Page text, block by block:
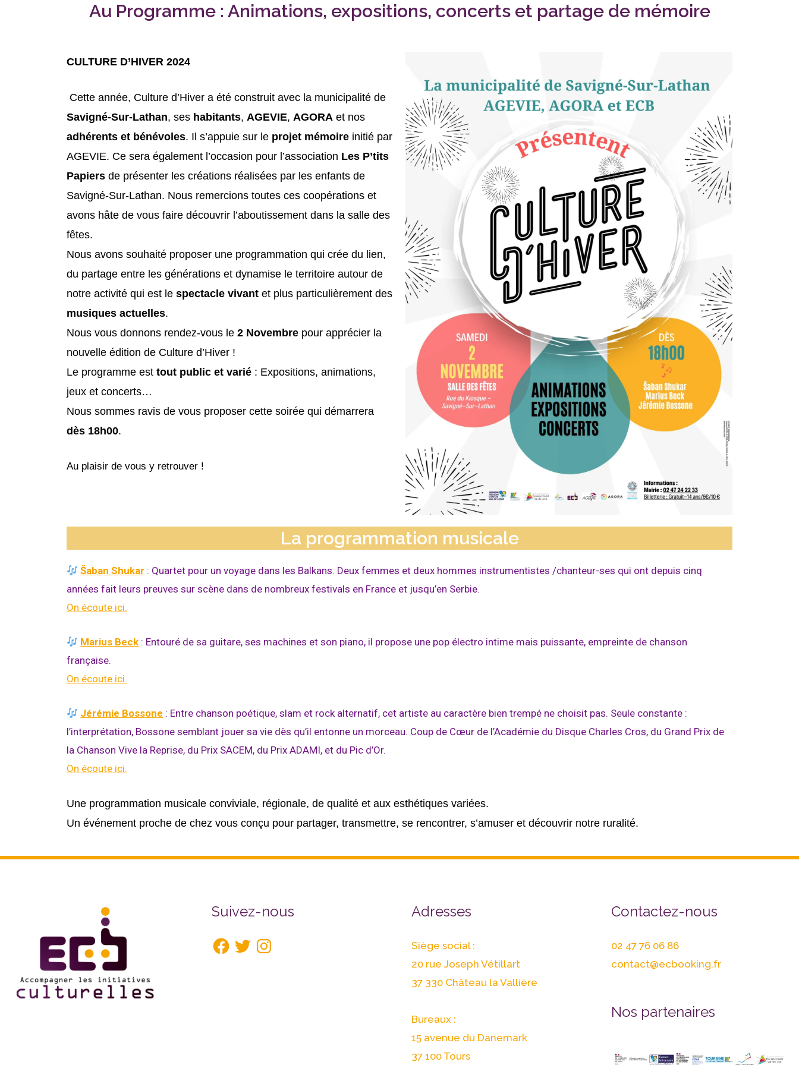
Au Programme : Animations, expositions, concerts et partage de mémoire
CULTURE D’HIVER 2024
Cette année, Culture d’Hiver a été construit avec la municipalité de
Savigné-Sur-Lathan, ses habitants, AGEVIE, AGORA et nos
adhérents et bénévoles. Il s’appuie sur le projet mémoire initié par
AGEVIE. Ce sera également l’occasion pour l’association Les P’tits
Papiers de présenter les créations réalisées par les enfants de
Savigné-Sur-Lathan. Nous remercions toutes ces coopérations et
avons hâte de vous faire découvrir l’aboutissement dans la salle des
fêtes.
Nous avons souhaité proposer une programmation qui crée du lien,
du partage entre les générations et dynamise le territoire autour de
notre activité qui est le spectacle vivant et plus particulièrement des
musiques actuelles.
Nous vous donnons rendez-vous le 2 Novembre pour apprécier la
nouvelle édition de Culture d’Hiver !
Le programme est tout public et varié : Expositions, animations,
jeux et concerts…
Nous sommes ravis de vous proposer cette soirée qui démarrera
dès 18h00.
Au plaisir de vous y retrouver !
La programmation musicale
Šaban Shukar : Quartet pour un voyage dans les Balkans. Deux femmes et deux hommes instrumentistes /chanteur-ses qui ont depuis cinq
années fait leurs preuves sur scène dans de nombreux festivals en France et jusqu’en Serbie.
On écoute ici.
Marius Beck : Entouré de sa guitare, ses machines et son piano, il propose une pop électro intime mais puissante, empreinte de chanson
française.
On écoute ici.
Jérémie Bossone : Entre chanson poétique, slam et rock alternatif, cet artiste au caractère bien trempé ne choisit pas. Seule constante :
l’interprétation, Bossone semblant jouer sa vie dès qu’il entonne un morceau. Coup de Cœur de l’Académie du Disque Charles Cros, du Grand Prix de
la Chanson Vive la Reprise, du Prix SACEM, du Prix ADAMI, et du Pic d’Or.
On écoute ici.
Une programmation musicale conviviale, régionale, de qualité et aux esthétiques variées.
Un événement proche de chez vous conçu pour partager, transmettre, se rencontrer, s’amuser et découvrir notre ruralité.
Suivez-nous
Facebook Adresses
Siège social :
20 rue Joseph Vétillart
37 330 Château la Vallière
Bureaux :
15 avenue du Danemark
37 100 Tours
Contactez-nous
02 47 76 06 86
contact@ecbooking.fr
Nos partenaires